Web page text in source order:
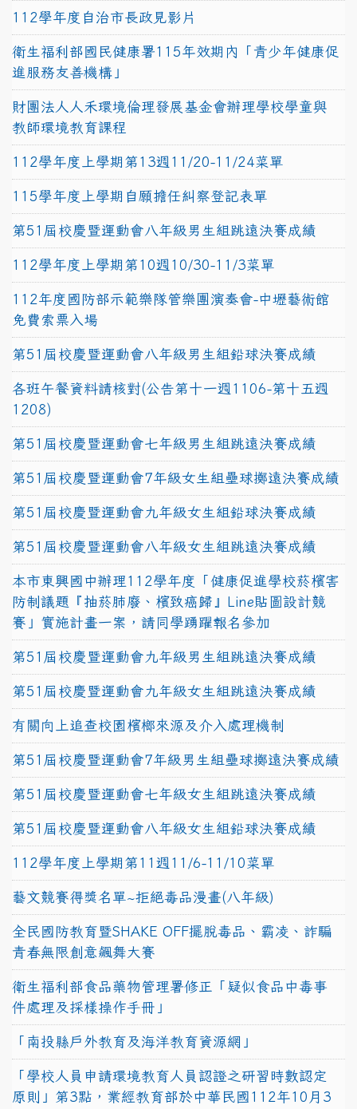
112學年度自治市長政見影片
衛生福利部國民健康署115年效期內「青少年健康促
進服務友善機構」
財團法人人禾環境倫理發展基金會辦理學校學童與
教師環境教育課程
112學年度上學期第13週11/20-11/24菜單
115學年度上學期自願擔任糾察登記表單
第51屆校慶暨運動會八年級男生組跳遠決賽成績
112學年度上學期第10週10/30-11/3菜單
112年度國防部示範樂隊管樂團演奏會-中壢藝術館
免費索票入場
第51屆校慶暨運動會八年級男生組鉛球決賽成績
各班午餐資料請核對(公告第十一週1106-第十五週
1208)
第51屆校慶暨運動會七年級男生組跳遠決賽成績
第51屆校慶暨運動會7年級女生組壘球擲遠決賽成績
第51屆校慶暨運動會九年級女生組鉛球決賽成績
第51屆校慶暨運動會八年級女生組跳遠決賽成績
本市東興國中辦理112學年度「健康促進學校菸檳害
防制議題『抽菸肺廢、檳致癌歸』Line貼圖設計競
賽」實施計畫一案，請同學踴躍報名參加
第51屆校慶暨運動會九年級男生組跳遠決賽成績
第51屆校慶暨運動會九年級女生組跳遠決賽成績
有關向上追查校園檳榔來源及介入處理機制
第51屆校慶暨運動會7年級男生組壘球擲遠決賽成績
第51屆校慶暨運動會七年級女生組跳遠決賽成績
第51屆校慶暨運動會八年級女生組鉛球決賽成績
112學年度上學期第11週11/6-11/10菜單
藝文競賽得獎名單~拒絕毒品漫畫(八年級)
全民國防教育暨SHAKE OFF擺脫毒品、霸凌、詐騙
青春無限創意飆舞大賽
衛生福利部食品藥物管理署修正「疑似食品中毒事
件處理及採樣操作手冊」
「南投縣戶外教育及海洋教育資源網」
「學校人員申請環境教育人員認證之研習時數認定
原則」第3點，業經教育部於中華民國112年10月3